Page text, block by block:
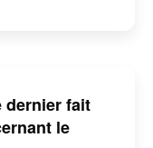
dernier fait
le